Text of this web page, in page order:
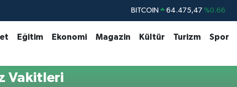
BITCOIN 64.475,47 %0.66
STERLİN 64,2534 %0.22
Eğitim Ekonomi Magazin Kültür Turizm Spor
Vakitleri